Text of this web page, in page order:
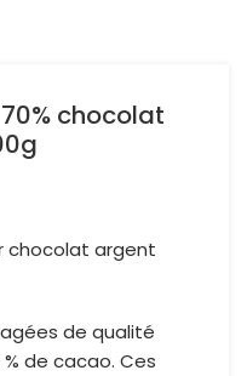
chocolat
argent
de qualité
de cacao. Ces